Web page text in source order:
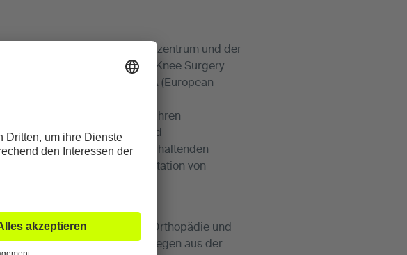
am Deutschen Schulterzentrum und der
for Sports Traumatology, Knee Surgery
Schultervereinigung ESA (European
leiten wird, ist seit vielen Jahren
des Schulter- und
arthroskopischen, gelenkerhaltenden
und auf der Implantation von
im Bereich der Sport-/Orthopädie und
4400 Kolleginnen und Kollegen aus der